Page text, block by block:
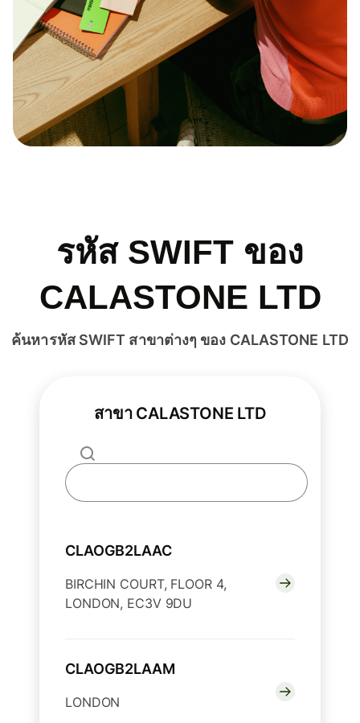
รหัส SWIFT ของ
CALASTONE LTD
ค้นหารหัส SWIFT สาขาต่างๆ ของ CALASTONE LTD
สาขา CALASTONE LTD
CLAOGB2LAAC
BIRCHIN COURT, FLOOR 4,
LONDON, EC3V 9DU
CLAOGB2LAAM
LONDON